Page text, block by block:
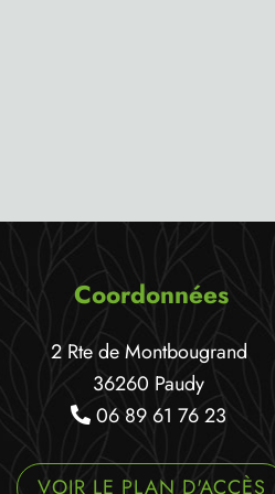
Coordonnées
2 Rte de Montbougrand
36260 Paudy
06 89 61 76 23
VOIR LE PLAN D'ACCÈS